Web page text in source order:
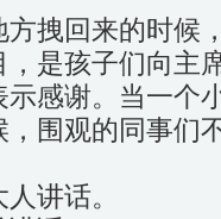
拽回来的时候
是孩子们向主
感谢。当一个
围观的同事们
讲话。